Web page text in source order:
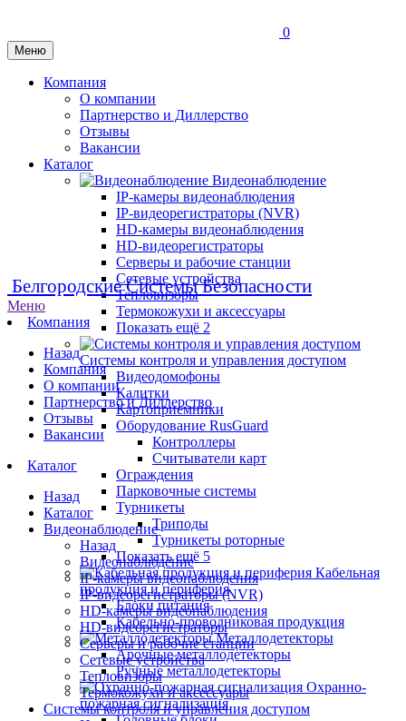
0
Меню
Компания
О компании
Партнерство и Диллерство
Отзывы
Вакансии
Каталог
Видеонаблюдение
IP-камеры видеонаблюдения
IP-видеорегистраторы (NVR)
HD-камеры видеонаблюдения
HD-видеорегистраторы
Серверы и рабочие станции
Сетевые устройства
Тепловизоры
Термокожухи и аксессуары
Показать ещё 2
Системы контроля и управления доступом
Видеодомофоны
Калитки
Картоприемники
Оборудование RusGuard
Контроллеры
Считыватели карт
Ограждения
Парковочные системы
Турникеты
Триподы
Турникеты роторные
Показать ещё 5
Кабельная
продукция и периферия
Блоки питания
Кабельно-проводниковая продукция
Металлодетекторы
Арочные металлодетекторы
Ручные металлодетекторы
Охранно-
пожарная сигнализация
Белгородские Системы Безопасности
Меню
Компания
Назад
Компания
О компании
Партнерство и Диллерство
Отзывы
Вакансии
Каталог
Назад
Каталог
Видеонаблюдение
Назад
Видеонаблюдение
IP-камеры видеонаблюдения
IP-видеорегистраторы (NVR)
HD-камеры видеонаблюдения
HD-видеорегистраторы
Серверы и рабочие станции
Сетевые устройства
Тепловизоры
Термокожухи и аксессуары
Системы контроля и управления доступом